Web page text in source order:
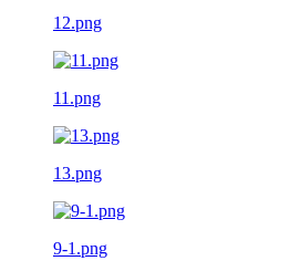
12.png
11.png
13.png
9-1.png